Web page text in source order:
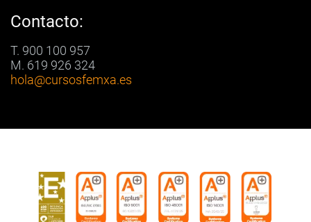
Contacto:
T. 900 100 957
M. 619 926 324
hola@cursosfemxa.es